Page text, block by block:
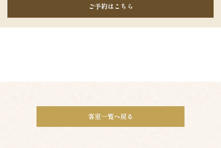
ご予約はこちら
客室一覧へ戻る